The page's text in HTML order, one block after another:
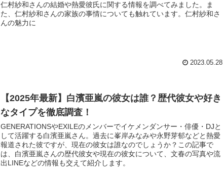
仁村紗和さんの結婚や熱愛彼氏に関する情報を調べてみました。ま
た、仁村紗和さんの家族の事情についても触れています。仁村紗和さ
んの魅力に
2023.05.28
【2025年最新】白濱亜嵐の彼女は誰？歴代彼女や好き
なタイプを徹底調査！
GENERATIONSやEXILEのメンバーでイケメンダンサー・俳優・DJと
して活躍する白濱亜嵐さん。過去に峯岸みなみや永野芽郁などと熱愛
報道された彼ですが、現在の彼女は誰なのでしょうか？この記事で
は、白濱亜嵐さんの歴代彼女や現在の彼女について、文春の写真や流
出LINEなどの情報も交えて紹介します。